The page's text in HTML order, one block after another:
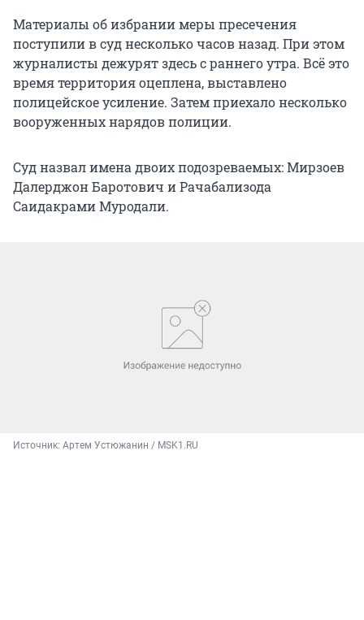
Материалы об избрании меры пресечения
поступили в суд несколько часов назад. При этом
журналисты дежурят здесь с раннего утра. Всё это
время территория оцеплена, выставлено
полицейское усиление. Затем приехало несколько
вооруженных нарядов полиции.
Суд назвал имена двоих подозреваемых: Мирзоев
Далерджон Баротович и Рачабализода
Саидакрами Муродали.
Источник: Артем Устюжанин / MSK1.RU